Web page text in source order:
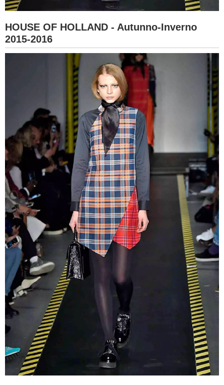
HOUSE OF HOLLAND - Autunno-Inverno
2015-2016